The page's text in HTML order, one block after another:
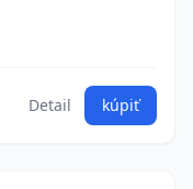
Detail kúpiť